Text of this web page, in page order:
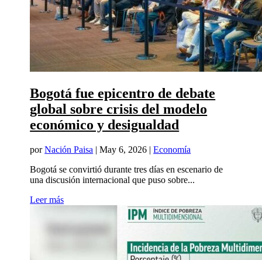
Bogotá fue epicentro de debate
global sobre crisis del modelo
económico y desigualdad
porNación Paisa |May 6, 2026 |Economía
Bogotá se convirtió durante tres días en escenario de
una discusión internacional que puso sobre...
Leer más